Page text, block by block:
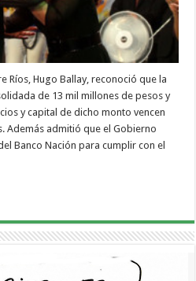
Ríos, Hugo Ballay, reconoció que la
de 13 mil millones de pesos y
y capital de dicho monto vencen
Además admitió que el Gobierno
Banco Nación para cumplir con el